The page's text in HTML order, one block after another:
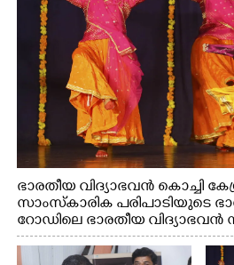
ഭാരതീയ വിദ്യാഭവൻ കൊച്ചി
സാംസ്കാരിക പരിപാടിയുടെ
റോഡിലെ ഭാരതീയ വിദ്യാഭവൻ
സഭാഗൃഹത്തിൽ എം.
അവതരിപ്പിച്ച ലയ നമൻ കഥക്